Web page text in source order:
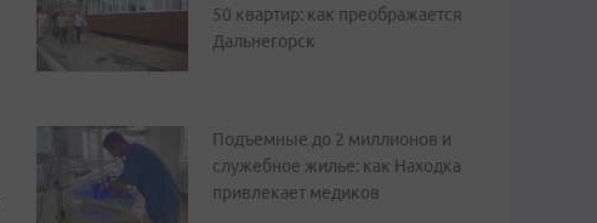
50 квартир: как преображается
Дальнегорск
Подъемные до 2 миллионов и
служебное жилье: как Находка
привлекает медиков